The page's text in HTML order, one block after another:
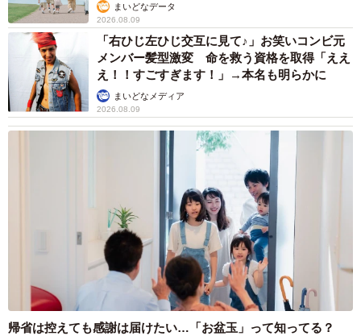
がパートナーがーとか配偶者がーとか言うんですよね。お
名前知ったらお名前で。」
などあらためて夫婦の呼称について考えさせられる声も寄
せられた今回の投稿。読者のみなさんはどのように感じる
だろうか。
なお今回の話題を提供してくれた石黒さんは3月7日に新著
『本物の読解力』（SB Creative）を上梓。正確に読む、深
く読む、批判的に読むという3つの視点から真の読解力につ
いて紹介した内容なので、ご興味ある方はぜひチェックし
ていただきたい。
まいどなデータ
2026.08.09
「右ひじ左ひじ交互に見て♪」お笑いコンビ元
メンバー髪型激変 命を救う資格を取得「ええ
え！！すごすぎます！」→本名も明らかに
まいどなメディア
2026.08.09
帰省は控えても感謝は届けたい…「お盆玉」って知ってる？